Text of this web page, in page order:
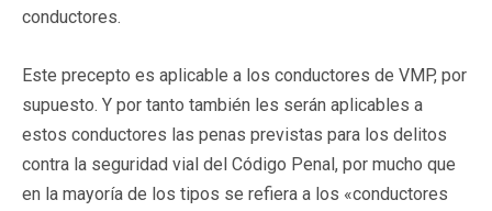
conductores.
Este precepto es aplicable a los conductores de VMP, por
supuesto. Y por tanto también les serán aplicables a
estos conductores las penas previstas para los delitos
contra la seguridad vial del Código Penal, por mucho que
en la mayoría de los tipos se refiera a los «conductores